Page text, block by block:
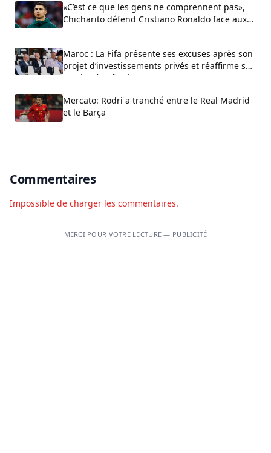
«C’est ce que les gens ne comprennent pas»,
Chicharito défend Cristiano Ronaldo face aux
critiques sur son arrogance
Maroc : La Fifa présente ses excuses après son
projet d’investissements privés et réaffirme son
soutien à Infantino
Mercato: Rodri a tranché entre le Real Madrid
et le Barça
Commentaires
Impossible de charger les commentaires.
MERCI POUR VOTRE LECTURE — PUBLICITÉ